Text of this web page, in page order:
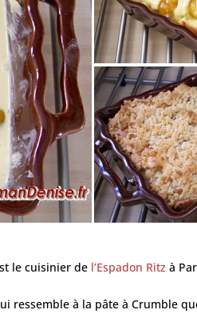
le cuisinier de l’Espadon Ritz à
ressemble à la pâte à Crumble